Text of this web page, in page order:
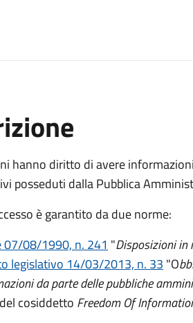
hanno diritto di avere
posseduti dalla Pubblica
è garantito da due norme:
07/08/1990, n. 241 "Disposizioni
legislativo 14/03/2013, n. 33 "O
da parte delle pubbliche
cosiddetto Freedom Of